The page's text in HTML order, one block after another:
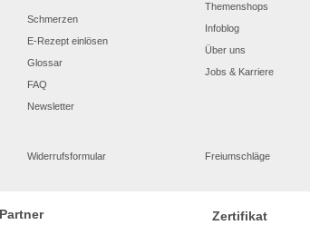
Schmerzen
E-Rezept einlösen
Glossar
FAQ
Newsletter
Themenshops
Infoblog
Über uns
Jobs & Karriere
Widerrufsformular Freiumschläge
Partner Zertifikat